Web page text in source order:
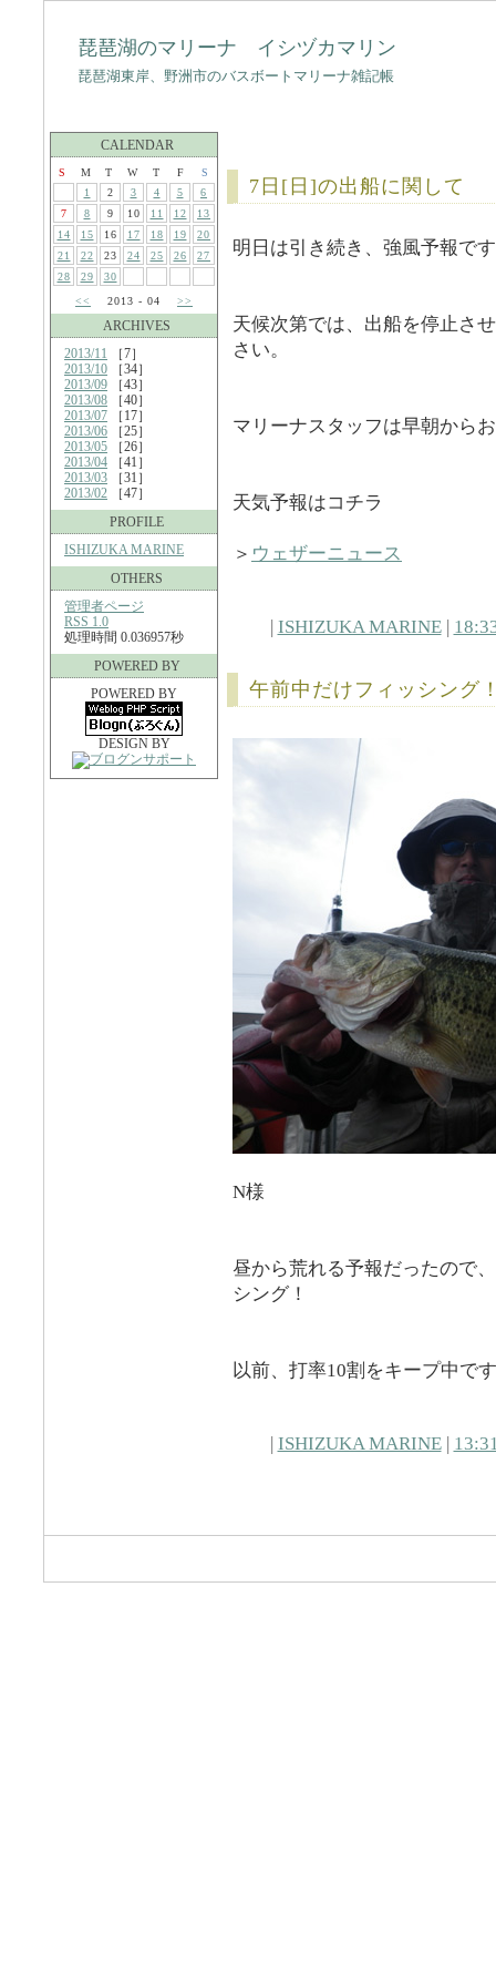
琵琶湖のマリーナ イシヅカマリン
琵琶湖東岸、野洲市のバスボートマリーナ雑記帳
CALENDAR
S M T W T F
S
1
2 3 4 5
6
7
8 9 10 11 12
13
14
15 16 17 18 19
20
21
22 23 24 25 26
27
28
29
30
<<
2013 - 04 >>
ARCHIVES
2013/11 ［7］
2013/10 ［34］
2013/09 ［43］
2013/08 ［40］
2013/07 ［17］
2013/06 ［25］
2013/05 ［26］
2013/04 ［41］
2013/03 ［31］
2013/02 ［47］
PROFILE
ISHIZUKA MARINE
OTHERS
管理者ページ
RSS 1.0
処理時間 0.036957秒
POWERED BY
POWERED BY
DESIGN BY
7日[日]の出船に関して
明日は引き続き、強風予報で
天候次第では、出船を停止さ
さい。
マリーナスタッフは早朝から
天気予報はコチラ
＞ ウェザーニュース
| ISHIZUKA MARINE|
午前中だけフィッシング
N様
昼から荒れる予報だったので
シング！
以前、打率10割をキープ中で
| ISHIZUKA MARINE|